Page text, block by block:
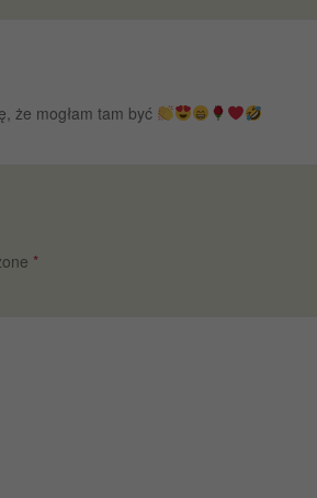
że mogłam tam być
*